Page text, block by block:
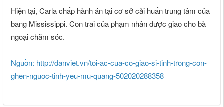
Hiện tại, Carla chấp hành án tại cơ sở cải huấn trung tâm của
bang Mississippi. Con trai của phạm nhân được giao cho bà
ngoại chăm sóc.
Nguồn: http://danviet.vn/toi-ac-cua-co-giao-si-tinh-trong-con-
ghen-nguoc-tinh-yeu-mu-quang-502020288358